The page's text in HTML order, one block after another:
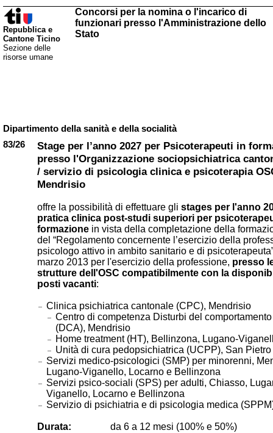
Repubblica e
Cantone Ticino
Sezione delle
risorse umane
Concorsi per la nomina o l'incarico di
funzionari presso l'Amministrazione dello
Stato
Dipartimento della sanità e della socialità
83/26
Stage per l’anno 2027 per Psicoterapeuti in
presso l'Organizzazione sociopsichiatrica
/ servizio di psicologia clinica e psicoterapia
Mendrisio
offre la possibilità di effettuare gli stages per l'anno
pratica clinica post-studi superiori per
formazione in vista della completazione della
del “Regolamento concernente l’esercizio della
psicologo attivo in ambito sanitario e di
marzo 2013 per l'esercizio della professione, presso
strutture dell'OSC compatibilmente con la
posti vacanti:
Clinica psichiatrica cantonale (CPC), Mendrisio
Centro di competenza Disturbi del
(DCA), Mendrisio
Home treatment (HT), Bellinzona, Lugano-
Unità di cura pedopsichiatrica (UCPP), San
Servizi medico-psicologici (SMP) per minorenni,
Lugano-Viganello, Locarno e Bellinzona
Servizi psico-sociali (SPS) per adulti, Chiasso,
Viganello, Locarno e Bellinzona
Servizio di psichiatria e di psicologia medica
Durata: da 6 a 12 mesi (100% e 50%)